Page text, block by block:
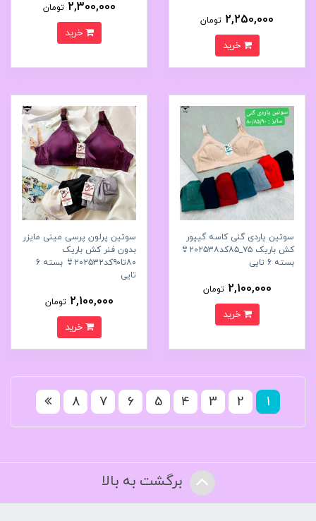
2,250,000 تومان
خرید
2,300,000 تومان
خرید
سوتین یاردی گنی کاسه گیپور
کش باریک ۷۵_۸۵کد۲۰۲۵۳۸👙
بسته 6 تایی
2,100,000 تومان
خرید
سوتین پرلون پرسی مینی مایزر
بدون فنر کش باریک
۸۰تا۹۰کد۲۰۲۵۳۲👙 بسته 6
تایی
2,100,000 تومان
خرید
1
2
3
4
5
6
7
8
برگشت به بالا